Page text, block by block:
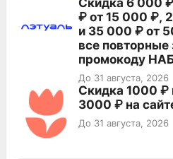
₽ от 15 000 ₽,
и 35 000 ₽ от
все повторные
промокоду
До 31 августа, 2026
Скидка 1000 ₽
3000 ₽ на
До 31 августа, 2026